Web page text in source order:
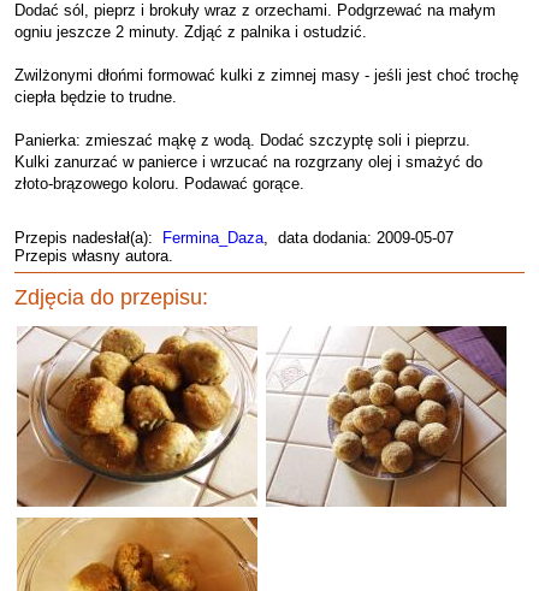
Dodać sól, pieprz i brokuły wraz z orzechami. Podgrzewać na małym
ogniu jeszcze 2 minuty. Zdjąć z palnika i ostudzić.
Zwilżonymi dłońmi formować kulki z zimnej masy - jeśli jest choć trochę
ciepła będzie to trudne.
Panierka: zmieszać mąkę z wodą. Dodać szczyptę soli i pieprzu.
Kulki zanurzać w panierce i wrzucać na rozgrzany olej i smażyć do
złoto-brązowego koloru. Podawać gorące.
Przepis nadesłał(a): Fermina_Daza, data dodania: 2009-05-07
Przepis własny autora.
Zdjęcia do przepisu: